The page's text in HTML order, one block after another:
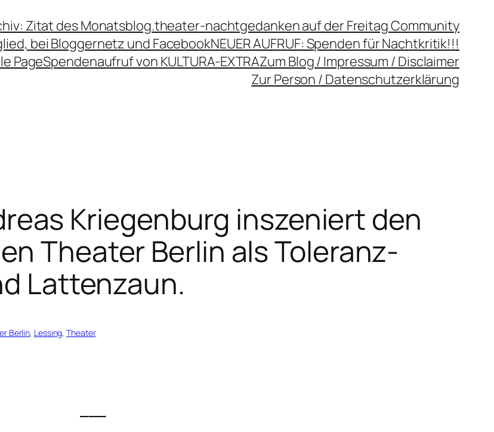
Zitat des Monatsblog.theater-nachtgedanken auf der Freitag Community
bei Bloggernetz und FacebookNEUER AUFRUF: Spenden für Nachtkritik!!!
PageSpendenaufruf von KULTURA-EXTRAZum Blog / Impressum / Disclaimer
Zur Person / Datenschutzerklärung
Kriegenburg inszeniert den
Theater Berlin als Toleranz-
Lattenzaun.
Berlin, Lessing, Theater